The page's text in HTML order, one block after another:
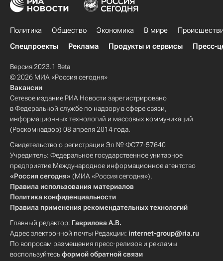
Политика Общество Экономика В мире
Спецпроекты
Реклама Продукты и сервисы Пресс-
Версия 2023.1 Beta
© 2026 МИА «Россия сегодня»
Вакансии
Сетевое издание РИА Новости зарегистрировано
в Федеральной службе по надзору в сфере связи,
информационных технологий и массовых коммуникаций
(Роскомнадзор) 08 апреля 2014 года.
Свидетельство о регистрации Эл № ФС77-57640
Учредитель: Федеральное государственное унитарное
предприятие Международное информационное агентство
«Россия сегодня» (МИА «Россия сегодня»).
Правила использования материалов
Политика конфиденциальности
Правила применения рекомендательных технологий
Главный редактор: Гаврилова А.В.
Адрес электронной почты Редакции: internet-group@ria.ru
По вопросам размещения пресс-релизов и рекламы
воспользуйтесьформой обратной связи